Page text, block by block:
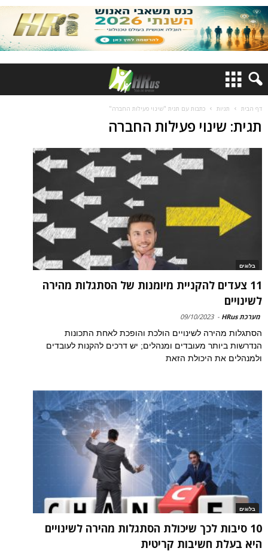
דף הבית תגיות כתבות עם תגית "שינוי פעילות החברה"
תגית: שינוי פעילות החברה
בלוגים
11 צעדים להקניית מיומנות של הסתגלות מהירה
לשינויים
מערכת HRus -
09/10/2023
הסתגלות מהירה לשינויים הולכת והופכת לאחת התכונות
הנדרשות ביותר מעובדים ומנהלים; יש דרכים להקנות לעובדים
ולמנהלים את היכולת הזאת
בלוגים
10 סיבות לכך שיכולת הסתגלות מהירה לשינויים
היא בעלת חשיבות קריטית